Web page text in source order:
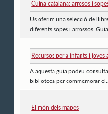
Cuina catalana: arrosos i
Us oferim una selecció de
diferents sopes i arrossos. Guia
Recursos per a infants i joves
A aquesta guia podeu
biblioteca per commemorar el...
El món dels mapes